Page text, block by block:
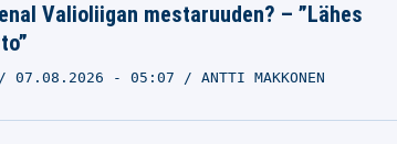
Valioliigan mestaruuden? – ”Lähes
07.08.2026 - 05:07 ANTTI MAKKONEN